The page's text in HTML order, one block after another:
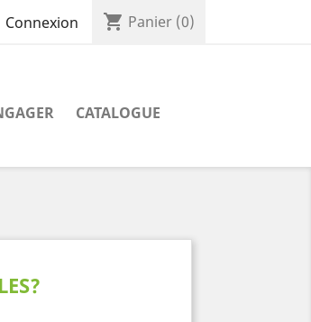
Connexion shopping_cart Panier (0)
CATALOGUE